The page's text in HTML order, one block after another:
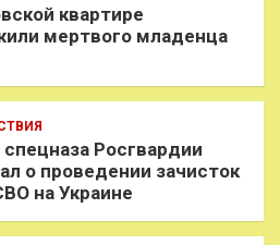
квартире
мертвого младенца
Росгвардии
о проведении зачисток
на Украине